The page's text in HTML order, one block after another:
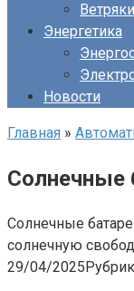
Ветряки
Энергетика
Новости
Главная »
Солнечные
Солнечные
солнечную
29/04/2025